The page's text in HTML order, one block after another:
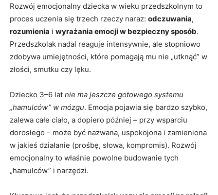
Rozwój emocjonalny dziecka w wieku przedszkolnym to
proces uczenia się trzech rzeczy naraz: odczuwania,
rozumienia i wyrażania emocji w bezpieczny sposób.
Przedszkolak nadal reaguje intensywnie, ale stopniowo
zdobywa umiejętności, które pomagają mu nie „utknąć” w
złości, smutku czy lęku.
Dziecko 3–6 lat nie ma jeszcze gotowego systemu
„hamulców” w mózgu. Emocja pojawia się bardzo szybko,
zalewa całe ciało, a dopiero później – przy wsparciu
dorosłego – może być nazwana, uspokojona i zamieniona
w jakieś działanie (prośbę, słowa, kompromis). Rozwój
emocjonalny to właśnie powolne budowanie tych
„hamulców” i narzędzi.